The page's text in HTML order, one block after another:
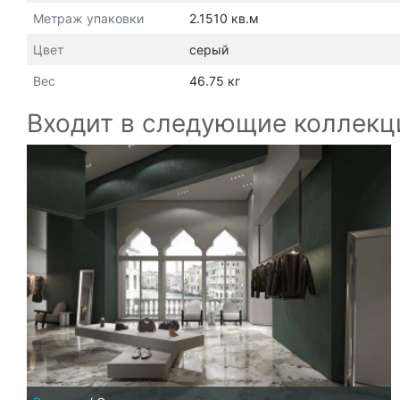
Метраж упаковки 2.1510 кв.м
Цвет серый
Вес 46.75 кг
Входит в следующие